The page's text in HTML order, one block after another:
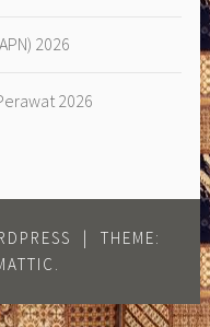
2026
2026
|
THEME: